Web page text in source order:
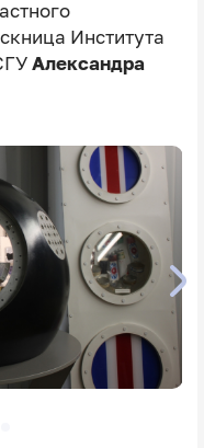
Института
Александра